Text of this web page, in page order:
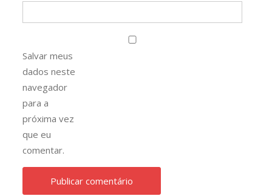
Salvar meus
dados neste
navegador
para a
próxima vez
que eu
comentar.